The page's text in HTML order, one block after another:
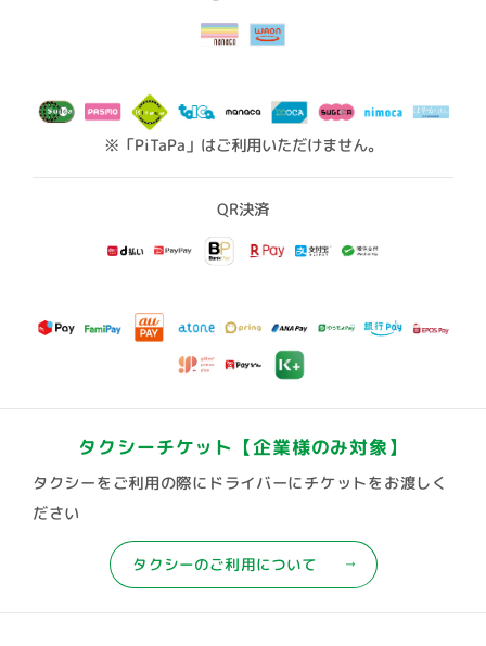
※「PiTaPa」はご利用いただけません。
QR決済
タクシーチケット 【企業様のみ対象】
タクシーをご利用の際にドライバーにチケットをお渡しく
ださい
タクシーのご利用について